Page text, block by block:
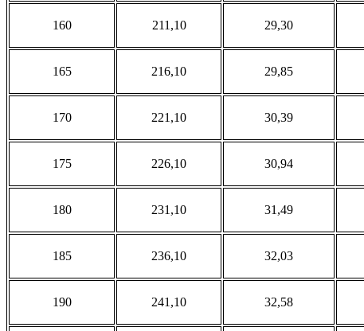
160 211,10 29,30
165 216,10 29,85
170 221,10 30,39
175 226,10 30,94
180 231,10 31,49
185 236,10 32,03
190 241,10 32,58